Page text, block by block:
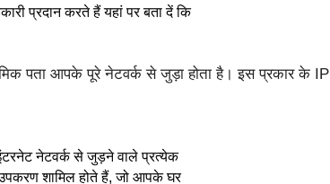
प्रदान करते हैं यहां पर बता दें कि
पता आपके पूरे नेटवर्क से जुड़ा होता है। इस प्रकार के IP
नेटवर्क से जुड़ने वाले प्रत्येक
शामिल होते हैं, जो आपके घर